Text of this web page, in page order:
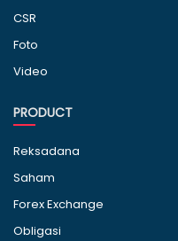
CSR
Foto
Video
PRODUCT
Reksadana
Saham
Forex Exchange
Obligasi